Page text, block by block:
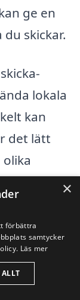
ge en
skickar.
lokala
kan
det lätt
direkt till
idag
hjälpa
och göra
×
förbättra
samtycker
Läs mer